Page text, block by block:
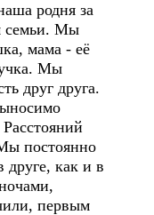
родня за
семьи. Мы
мама - её
Мы
друг друга.
постоянно
друге, как и в
первым